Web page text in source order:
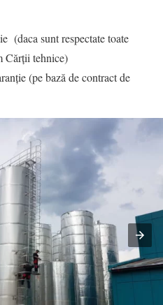
(daca sunt respectate toate
Cărții tehnice)
(pe bază de contract de